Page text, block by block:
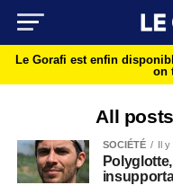
Le Gorafi est enfin
on
All
SOCIÉTÉ Il y